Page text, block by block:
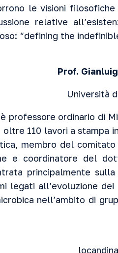
le visioni
relative
“defining the
Prof.
Università
professore ordinario di
oltre 110 lavori a stampa
membro del
e coordinatore del
principalmente
legati all’evoluzione
nell’ambito di